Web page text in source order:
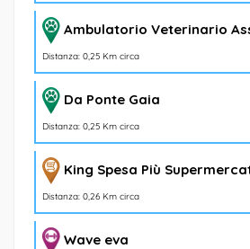
Ambulatorio Veterinario
Distanza: 0,25 Km circa
Da Ponte Gaia
Distanza: 0,25 Km circa
King Spesa Più
Distanza: 0,26 Km circa
Wave eva